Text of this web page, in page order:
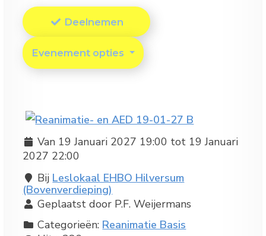
Deelnemen
Evenement opties
Van 19 Januari 2027 19:00 tot 19 Januari
2027 22:00
Bij Leslokaal EHBO Hilversum
(Bovenverdieping)
Geplaatst door P.F. Weijermans
Categorieën: Reanimatie Basis